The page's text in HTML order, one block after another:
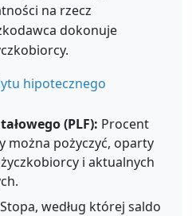
na rzecz
dokonuje
hipotecznego
(PLF): Procent
można pożyczyć, oparty
i aktualnych
Stopa, według której saldo